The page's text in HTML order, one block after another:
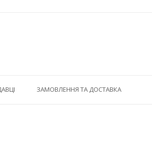
ЗАМОВЛЕННЯ ТА ДОСТАВКА